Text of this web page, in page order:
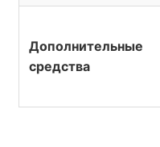
Дополнительные
средства